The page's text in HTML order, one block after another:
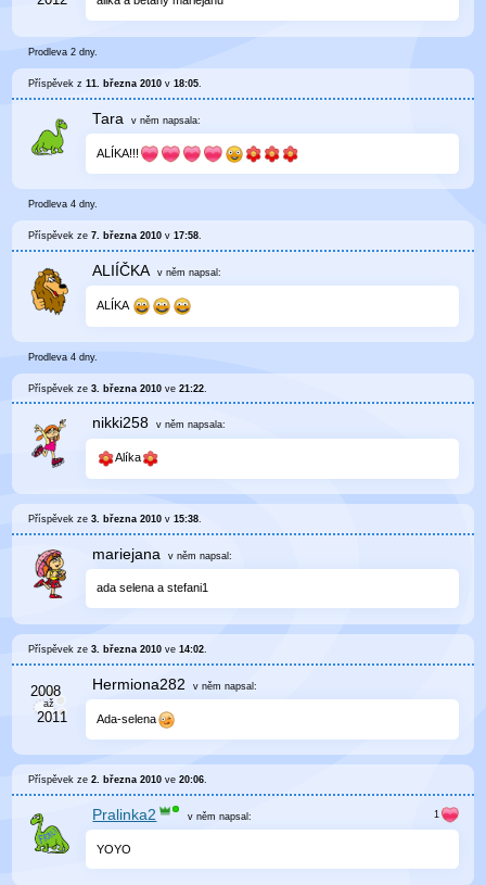
Prodleva 2 dny.
Příspěvek z11. března 2010 v18:05.
Tara v něm napsala:
ALÍKA!!!
Prodleva 4 dny.
Příspěvek ze7. března 2010 v17:58.
ALIÍČKA v něm napsal:
ALÍKA
Prodleva 4 dny.
Příspěvek ze3. března 2010 ve21:22
nikki258 v něm napsala:
Alíka
Příspěvek ze3. března 2010 v15:38
mariejana v něm napsal:
ada selena a stefani1
Příspěvek ze3. března 2010 ve14:02.
Hermiona282 v něm napsal:
Ada-selena
Příspěvek ze2. března 2010 ve20:06.
Pralinka2 v něm napsal:
YOYO